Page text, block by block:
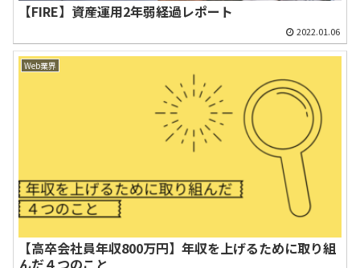
【FIRE】資産運用2年弱経過レポート
2022.01.06
Web業界
【高卒会社員年収800万円】年収を上げるために取り組
んだ４つのこと